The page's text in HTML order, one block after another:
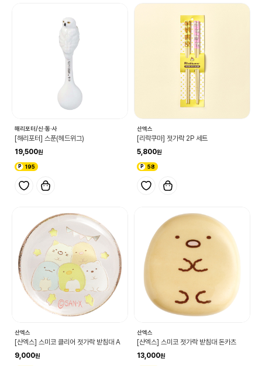
해리포터/신·동·사
[해리포터] 스푼(헤드위그)
19,500
195
산엑스
[리락쿠마] 젓가락 2P 세트
5,800
58
산엑스
[산엑스] 스미코 클리어 젓가락 받침대 A
9,000
산엑스
[산엑스] 스미코 젓가락 받침대 돈카츠
13,000